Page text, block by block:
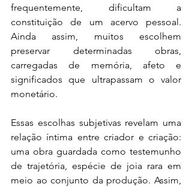
frequentemente, dificultam a
constituição de um acervo pessoal.
Ainda assim, muitos escolhem
preservar determinadas obras,
carregadas de memória, afeto e
significados que ultrapassam o valor
monetário.
Essas escolhas subjetivas revelam uma
relação íntima entre criador e criação:
uma obra guardada como testemunho
de trajetória, espécie de joia rara em
meio ao conjunto da produção. Assim,